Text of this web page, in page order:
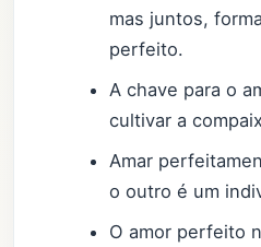
mas juntos,
perfeito.
A chave para o
cultivar a
Amar
o outro é um
O amor perfeito